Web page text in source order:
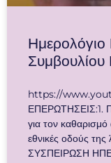
Ημερολόγιο
https://
ΕΠΕΡΩΤΗΣΕΙΣ:1.
για τον
εθνικές οδούς
ΣΥΣΠΕΙΡΩΣΗ